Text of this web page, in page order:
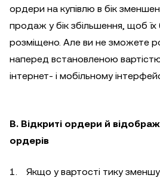
ордери на купівлю в бік
продаж у бік збільшення, щоб їх
розміщено. Але ви не зможете
наперед встановленою
інтернет- і мобільному
B. Відкриті ордери й
ордерів
Якщо у вартості тику